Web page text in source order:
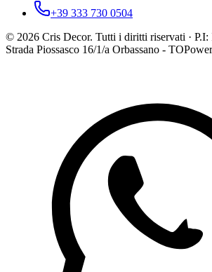
+39 333 730 0504
© 2026 Cris Decor. Tutti i diritti riservati · P.I:
Strada Piossasco 16/1/a Orbassano - TO